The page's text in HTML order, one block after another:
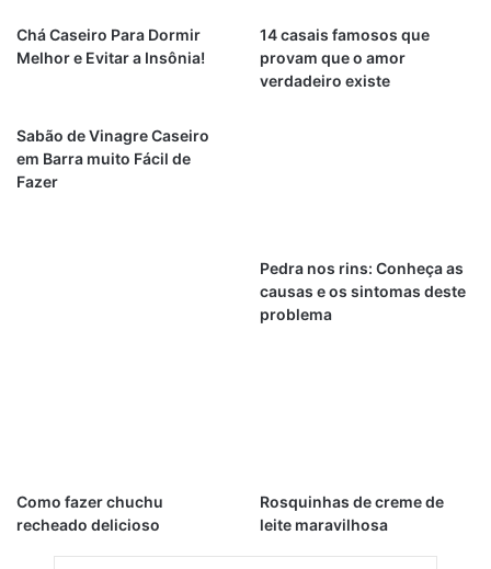
Chá Caseiro Para Dormir
Melhor e Evitar a Insônia!
14 casais famosos que
provam que o amor
verdadeiro existe
Sabão de Vinagre Caseiro
em Barra muito Fácil de
Fazer
Pedra nos rins: Conheça as
causas e os sintomas deste
problema
Como fazer chuchu
recheado delicioso
Rosquinhas de creme de
leite maravilhosa